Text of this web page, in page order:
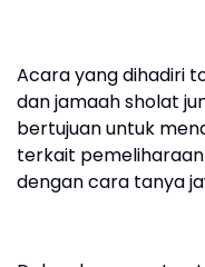
Acara yang dihadiri
dan jamaah sholat
bertujuan untuk
terkait
dengan cara tanya